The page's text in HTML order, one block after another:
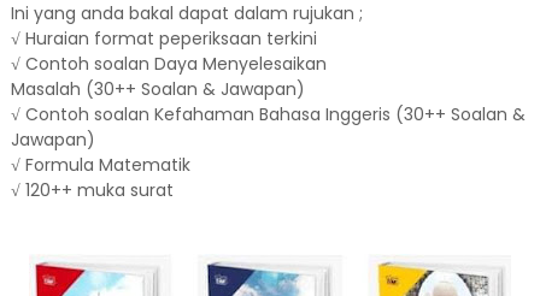
Ini yang anda bakal dapat dalam rujukan ;
√ Huraian format peperiksaan terkini
√ Contoh soalan Daya Menyelesaikan
Masalah (30++ Soalan & Jawapan)
√ Contoh soalan Kefahaman Bahasa Inggeris (30++ Soalan &
Jawapan)
√ Formula Matematik
√ 120++ muka surat